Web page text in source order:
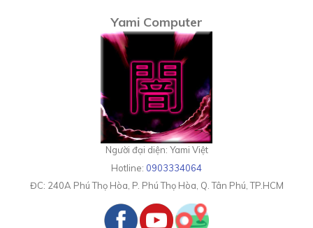
Yami Computer
Người đại diện: Yami Việt
Hotline: 0903334064
ĐC: 240A Phú Thọ Hòa, P. Phú Thọ Hòa, Q. Tân Phú, TP.HCM